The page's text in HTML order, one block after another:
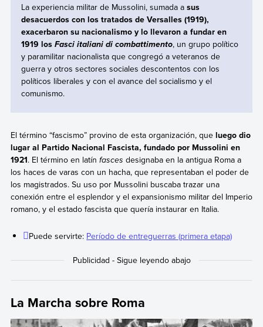
La experiencia militar de Mussolini, sumada a sus
desacuerdos con los tratados de Versalles (1919),
exacerbaron su nacionalismo y lo llevaron a fundar en
1919 los Fasci italiani di combattimento, un grupo político
y paramilitar nacionalista que congregó a veteranos de
guerra y otros sectores sociales descontentos con los
políticos liberales y con el avance del socialismo y el
comunismo.
El término “fascismo” provino de esta organización, que luego dio
lugar al Partido Nacional Fascista, fundado por Mussolini en
1921. El término en latín fasces designaba en la antigua Roma a
los haces de varas con un hacha, que representaban el poder de
los magistrados. Su uso por Mussolini buscaba trazar una
conexión entre el esplendor y el expansionismo militar del Imperio
romano, y el estado fascista que quería instaurar en Italia.
Puede servirte: Período de entreguerras (primera etapa)
La Marcha sobre Roma